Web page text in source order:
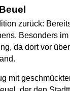
zurück:
Besonders
da dort vor
mit